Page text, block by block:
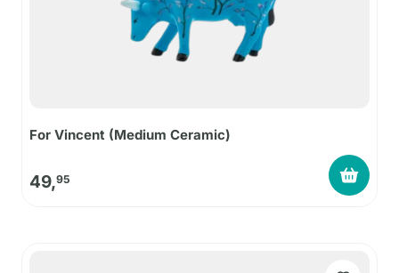
For Vincent (Medium Ceramic)
49,95